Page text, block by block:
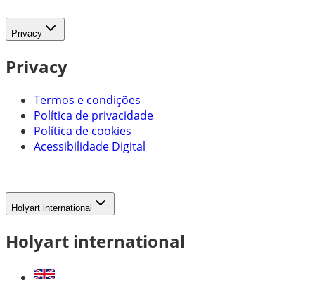
Privacy
Privacy
Termos e condições
Política de privacidade
Política de cookies
Acessibilidade Digital
Holyart international
Holyart international